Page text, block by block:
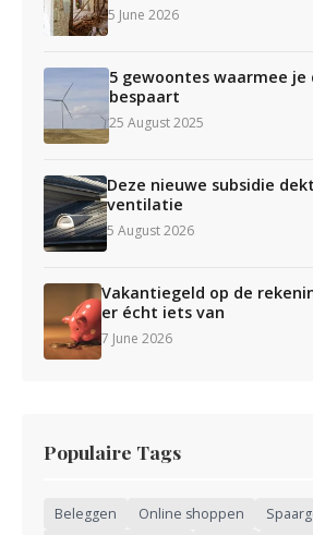
5 June 2026
5 gewoontes waarmee
bespaart
25 August 2025
Deze nieuwe subsidie
ventilatie
5 August 2026
Vakantiegeld op de
er écht iets van
7 June 2026
Populaire Tags
Beleggen Online shoppen